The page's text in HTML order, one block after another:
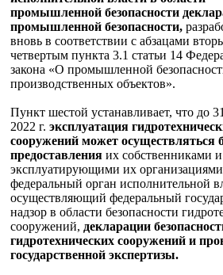
промышленной безопасности
промышленной безопасности,
вновь в соответствии с абзацами
четвертым пункта 3.1 статьи 14
закона «О промышленной
производственных объектов».
Пункт шестой устанавливает, что до
2022 г. эксплуатация
сооружений может осуществляться
предоставления их собственниками
эксплуатирующими их
федеральный орган исполнительной
осуществляющий федеральный
надзор в области безопасности
сооружений, декларации
гидротехнических сооружений и
государственной экспертизы.